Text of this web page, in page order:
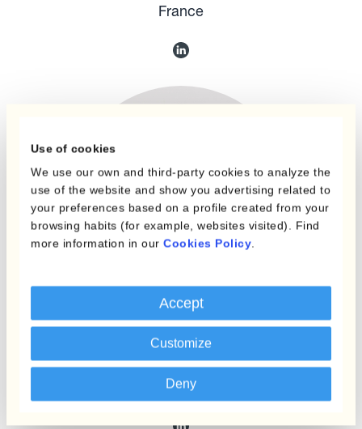
Use of cookies
We use our own and third-party cookies to analyze the
use of the website and show you advertising related to
your preferences based on a profile created from your
browsing habits (for example, websites visited). Find
more information in our Cookies Policy
Accept
Customize
Deny
France
Valentine Bekaert
‍Sales Team Manager
BLX & Nordics